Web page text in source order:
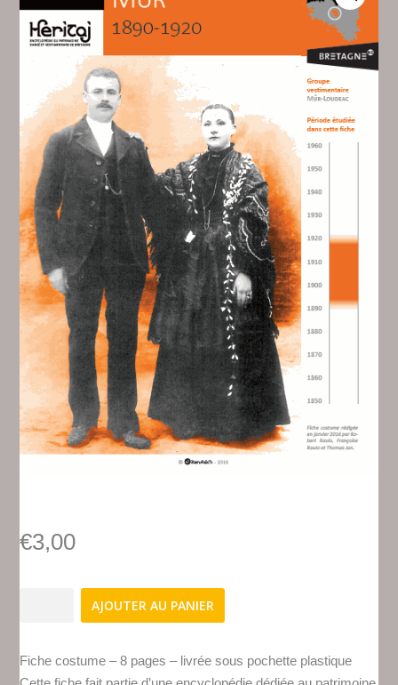
€3,00
13
-
AJOUTER AU PANIER
Fiche costume – 8 pages – livrée sous pochette plastique